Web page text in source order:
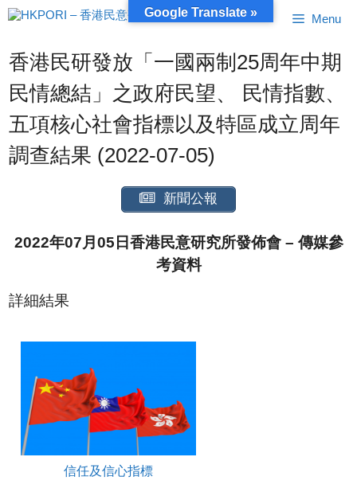
跳
至
容
Menu
香港民研發放「一國兩制25周年中期
民情總結」之政府民望、 民情指數、
五項核心社會指標以及特區成立周年
調查結果 (2022-07-05)
新聞公報
2022年07月05日香港民意研究所發佈會 – 傳媒參
考資料
詳細結果
信任及信心指標
Google Translate »